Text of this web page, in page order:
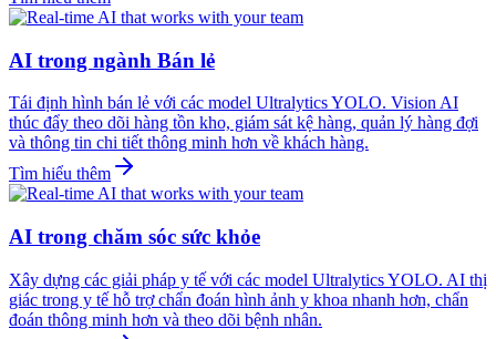
AI trong ngành Bán lẻ
Tái định hình bán lẻ với các model Ultralytics YOLO. Vision AI
thúc đẩy theo dõi hàng tồn kho, giám sát kệ hàng, quản lý hàng đợi
và thông tin chi tiết thông minh hơn về khách hàng.
Tìm hiểu thêm
AI trong chăm sóc sức khỏe
Xây dựng các giải pháp y tế với các model Ultralytics YOLO. AI thị
giác trong y tế hỗ trợ chẩn đoán hình ảnh y khoa nhanh hơn, chẩn
đoán thông minh hơn và theo dõi bệnh nhân.